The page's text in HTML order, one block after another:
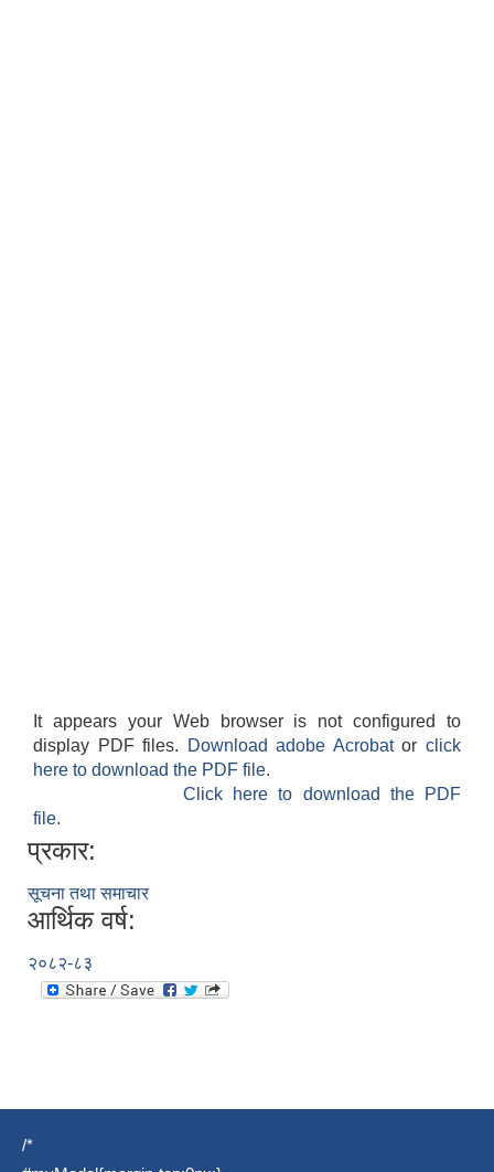
It appears your Web browser is not configured to
display PDF files.
Download adobe Acrobatorclick
here to download the PDF file.
Click here to download the PDF
file.
प्रकार:
सूचना तथा समाचार
आर्थिक वर्ष:
२०८२-८३
/*